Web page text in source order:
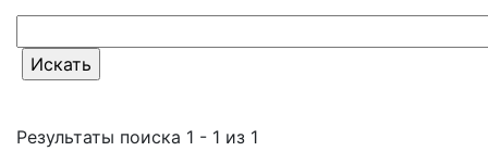
Результаты поиска 1 - 1 из 1